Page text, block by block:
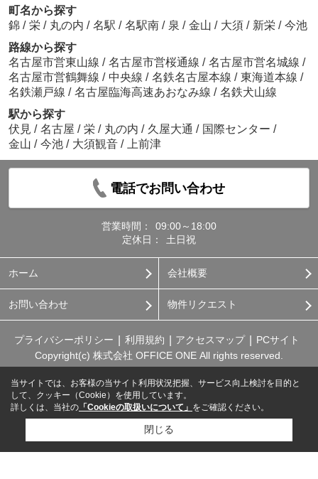
町名から探す
錦 / 栄 / 丸の内 / 名駅 / 名駅南 / 泉 / 金山 / 大須 / 新栄 / 今池
路線から探す
名古屋市営東山線 / 名古屋市営桜通線 / 名古屋市営名城線 /
名古屋市営鶴舞線 / 中央線 / 名鉄名古屋本線 / 東海道本線 /
名鉄瀬戸線 / 名古屋臨海高速あおなみ線 / 名鉄犬山線
駅から探す
伏見 / 名古屋 / 栄 / 丸の内 / 久屋大通 / 国際センター /
金山 / 今池 / 大須観音 / 上前津
電話でお問い合わせ
営業時間：
09:00～18:00
定休日：
土日祝
ホーム 会社概要
お問い合わせ 物件リクエスト
プライバシーポリシー 利用規約 アクセスマップ
PCサイト
Copyright(c) 株式会社 OFFICE ONE All rights reserved.
当サイトでは、お客様の当サイト利用状況把握、サービス向上検討を目的と
して、クッキー（Cookie）を使用しています。
詳しくは、当社の 「Cookieの取扱いについて」 をご確認ください。
閉じる